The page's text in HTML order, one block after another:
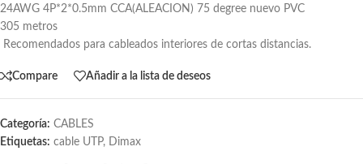
24AWG 4P*2*0.5mm CCA(ALEACION) 75 degree nuevo PVC
305 metros
Recomendados para cableados interiores de cortas distancias.
Compare Añadir a la lista de deseos
Categoría: CABLES
Etiquetas: cable UTP, Dimax